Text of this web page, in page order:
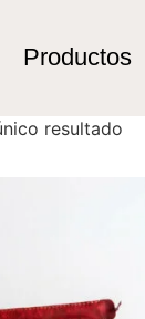
Productos
resultado